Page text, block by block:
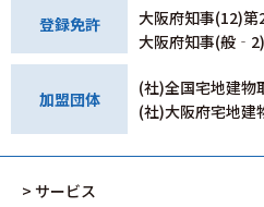
登録免許
大阪府知事(12)第
大阪府知事(般
加盟団体
(社)全国宅地建物
(社)大阪府宅地建
> サービス